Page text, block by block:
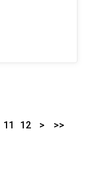
11 12 > >>